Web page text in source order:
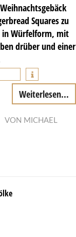
Squares zu
in Würfelform, mit
drüber und einer
Weiterlesen...
VON MICHAEL